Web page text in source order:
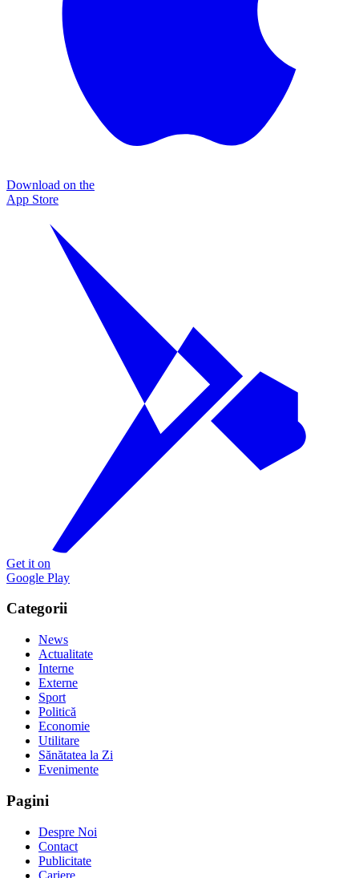
Download on the
App Store
Get it on
Google Play
Categorii
News
Actualitate
Interne
Externe
Sport
Politică
Economie
Utilitare
Sănătatea la Zi
Evenimente
Pagini
Despre Noi
Contact
Publicitate
Cariere